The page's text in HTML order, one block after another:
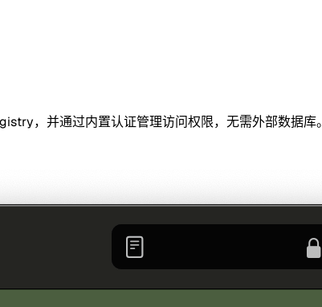
，并通过内置认证管理访问权限，无需外部数据库。